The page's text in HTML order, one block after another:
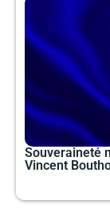
Souveraineté
Vincent